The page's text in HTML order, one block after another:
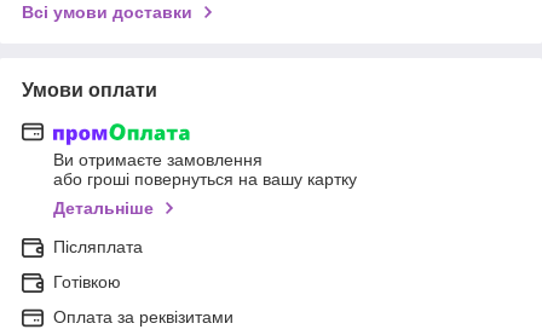
Всі умови доставки
Умови оплати
Ви отримаєте замовлення
або гроші повернуться на вашу картку
Детальніше
Післяплата
Готівкою
Оплата за реквізитами